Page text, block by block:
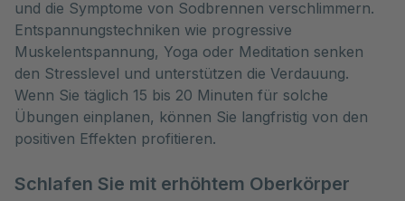
und die Symptome von Sodbrennen verschlimmern.
Entspannungstechniken wie progressive
Muskelentspannung, Yoga oder Meditation senken
den Stresslevel und unterstützen die Verdauung.
Wenn Sie täglich 15 bis 20 Minuten für solche
Übungen einplanen, können Sie langfristig von den
positiven Effekten profitieren.
Schlafen Sie mit erhöhtem Oberkörper